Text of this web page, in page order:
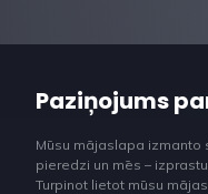
Paziņojums
Mūsu mājaslapa izmanto
pieredzi un mēs –
Turpinot lietot mūsu